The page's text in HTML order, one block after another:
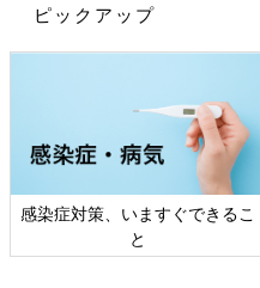
ピックアップ
日本外来小児科学会リーフレッ
ト検討会